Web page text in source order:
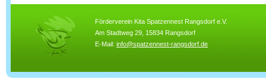
Förderverein Kita Spatzennest Rangsdorf e.V.
Am Stadtweg 29, 15834 Rangsdorf
E-Mail: info@spatzennest-rangsdorf.de